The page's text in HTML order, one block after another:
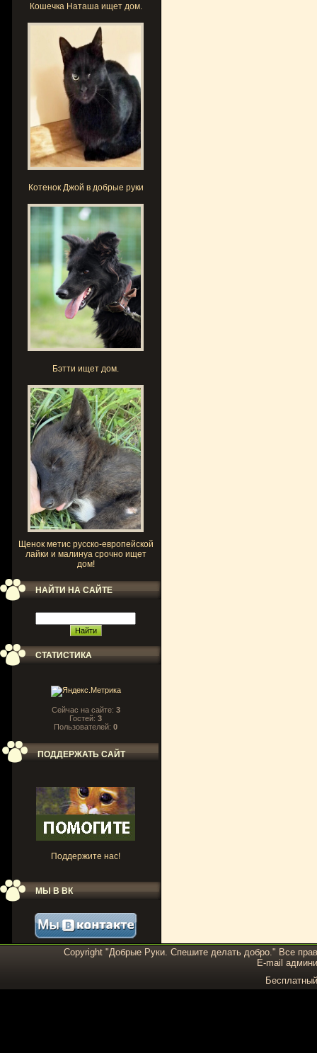
Кошечка Наташа ищет дом.
Котенок Джой в добрые руки
Бэтти ищет дом.
Щенок метис русско-европейской
лайки и малинуа срочно ищет
дом!
НАЙТИ НА САЙТЕ
СТАТИСТИКА
Сейчас на сайте: 3
Гостей: 3
Пользователей: 0
ПОДДЕРЖАТЬ САЙТ
Поддержите нас!
МЫ В ВК
Copyright "Добрые Руки. Спешите делать добро." Все
E-mail